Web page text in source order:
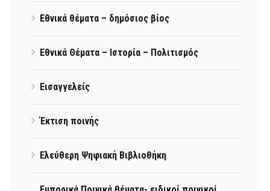
Εθνικά θέματα – δημόσιος βίος
Εθνικά Θέματα – Ιστορία – Πολιτισμός
Εισαγγελείς
Έκτιση ποινής
Ελεύθερη Ψηφιακή Βιβλιοθήκη